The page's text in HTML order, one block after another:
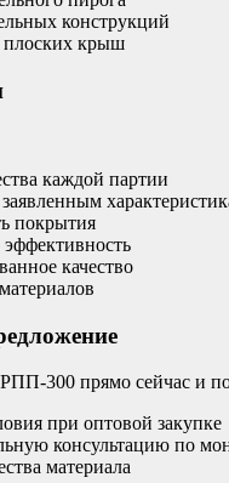
конструкций
плоских крыш
каждой партии
покрытия
качество
300 прямо сейчас и
при оптовой закупке
консультацию по
материала